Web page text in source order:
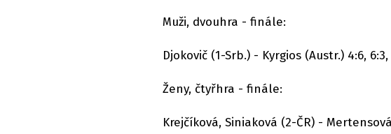
Muži, dvouhra - finále:
Djokovič (1-Srb.) - Kyrgios (Austr.) 4:6, 6:3,
Ženy, čtyřhra - finále:
Krejčíková, Siniaková (2-ČR) -